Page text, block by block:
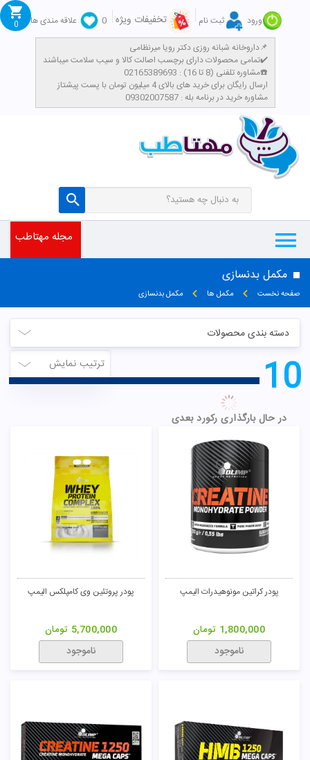
ورود ثبت نام تخفیفات ویژه 0
علاقه مندی ها
داروخانه شبانه روزی دکتر رویا میرنظامی📌
تمامی محصولات دارای برچسب اصالت کالا و سیب سلامت میباشند✔️
مشاوره تلفنی (8 تا 16) : 02165389693☎️
​ارسال رایگان برای خرید های بالای 4 میلیون تومان با پست پیشتاز
مشاوره خرید در برنامه بله : 09302007587
0
مجله مهتاطب
مکمل بدنسازی
صفحه نخست مکمل ها مکمل بدنسازی
دسته بندی محصولات
ترتیب نمایش
10
در حال بارگذاری رکورد بعدی
پودر کراتین مونوهیدرات الیمپ
1,800,000 تومان
ناموجود
پودر پروتئین وی کامپلکس الیمپ
5,700,000 تومان
ناموجود